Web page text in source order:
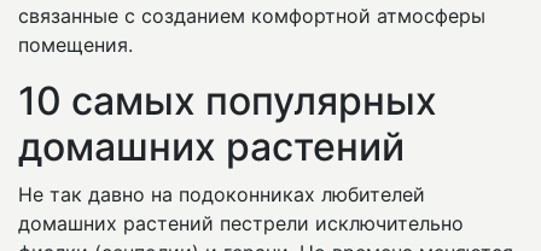
связанные с созданием комфортной атмосферы
помещения.
10 самых популярных
домашних растений
Не так давно на подоконниках любителей
домашних растений пестрели исключительно